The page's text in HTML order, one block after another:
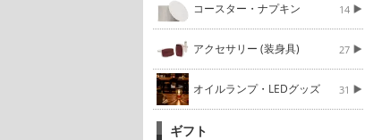
コースター・ナプキン 14
アクセサリー (装身具) 27
オイルランプ・LEDグッズ 31
ギフト